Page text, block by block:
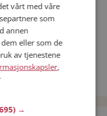
,Joyce,Kanskje
vårt med våre
som
annen
eller som de
av tjenestene
,
→